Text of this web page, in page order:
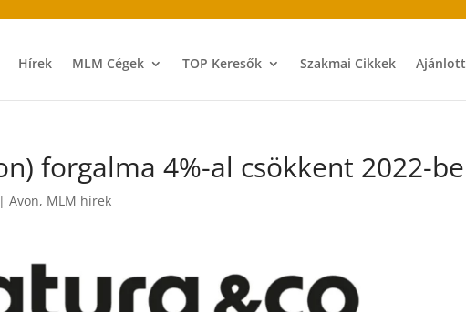
Hírek MLM Cégek TOP Keresők Szakmai Cikkek
forgalma 4%-al csökkent 2022-
|Avon, MLM hírek